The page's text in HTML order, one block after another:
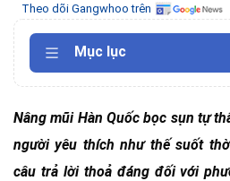
Theo dõi Gangwhoo trên
Mục lục
Nâng mũi Hàn Quốcbọc sụn tự
người yêu thích như thế suốt
câu trả lời thoả đáng đối với